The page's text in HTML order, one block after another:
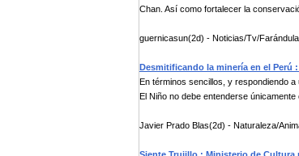
Chan. Así como fortalecer la
guernicasun(2d) - Noticias/Tv/Farándula
Desmitificando la minería en el Perú
En términos sencillos, y respondiendo
El Niño no debe entenderse únicamente
Javier Prado Blas(2d) - Naturaleza/